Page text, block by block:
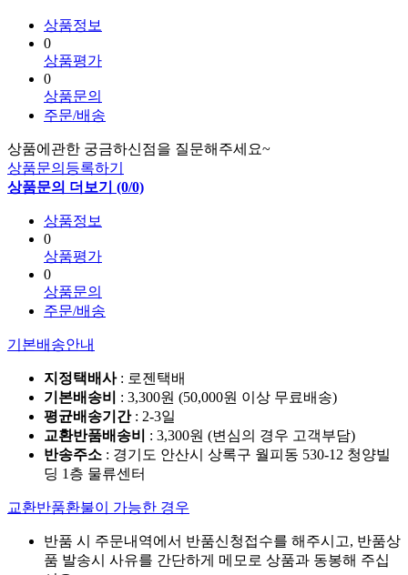
상품정보
0
상품평가
0
상품문의
주문/배송
상품에관한 궁금하신점을 질문해주세요~
상품문의등록하기
상품문의 더보기 (0/0)
상품정보
0
상품평가
0
상품문의
주문/배송
기본배송안내
지정택배사: 로젠택배
기본배송비
: 3,300원 (50,000원 이상 무료배송)
평균배송기간: 2-3일
교환반품배송비
: 3,300원 (변심의 경우 고객부담)
반송주소 : 경기도 안산시 상록구 월피동 530-12 청양빌
딩 1층 물류센터
교환반품환불이 가능한 경우
반품 시 주문내역에서 반품신청접수를 해주시고, 반품상
품 발송시 사유를 간단하게 메모로 상품과 동봉해 주십